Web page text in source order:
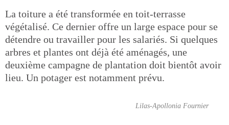
La toiture a été transformée en toit-terrasse
végétalisé. Ce dernier offre un large espace pour se
détendre ou travailler pour les salariés. Si quelques
arbres et plantes ont déjà été aménagés, une
deuxième campagne de plantation doit bientôt avoir
lieu. Un potager est notamment prévu.
Lilas-Apollonia Fournier